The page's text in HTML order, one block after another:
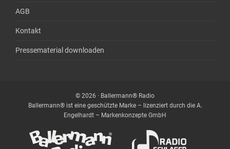
AGB
Kontakt
Pressematerial downloaden
© 2026 · Ballermann® Radio
Ballermann® ist eine geschützte Marke – lizenziert durch die A.
Engelhardt – Markenkonzepte GmbH